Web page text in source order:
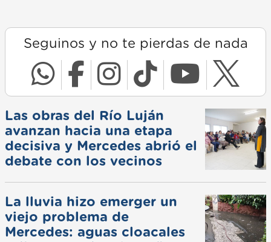
Seguinos y no te pierdas de nada
Las obras del Río Luján
avanzan hacia una etapa
decisiva y Mercedes abrió el
debate con los vecinos
La lluvia hizo emerger un
viejo problema de
Mercedes: aguas cloacales